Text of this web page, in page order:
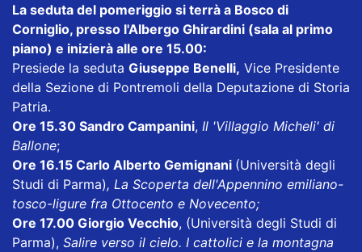
La seduta del pomeriggio si terrà a Bosco di
Corniglio, presso l'Albergo Ghirardini (sala al primo
piano) e inizierà alle ore 15.00:
Presiede la seduta Giuseppe Benelli, Vice Presidente
della Sezione di Pontremoli della Deputazione di Storia
Patria.
Ore 15.30 Sandro Campanini, Il 'Villaggio Micheli' di
Ballone;
Ore 16.15 Carlo Alberto Gemignani (Università degli
Studi di Parma), La Scoperta dell'Appennino emiliano-
tosco-ligure fra Ottocento e Novecento;
Ore 17.00 Giorgio Vecchio, (Università degli Studi di
Parma), Salire verso il cielo. I cattolici e la montagna